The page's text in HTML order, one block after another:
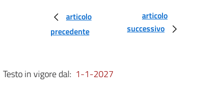
9
articolo
precedente
articolo
successivo
Testo in vigore dal: 1-1-2027